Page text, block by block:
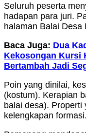
Seluruh peserta
hadapan para juri.
halaman Balai Desa
Baca Juga: Dua
Kekosongan Kursi
Bertambah Jadi
Poin yang dinilai,
(kostum). Kerapian
balai desa).
kelengkapan formasi.